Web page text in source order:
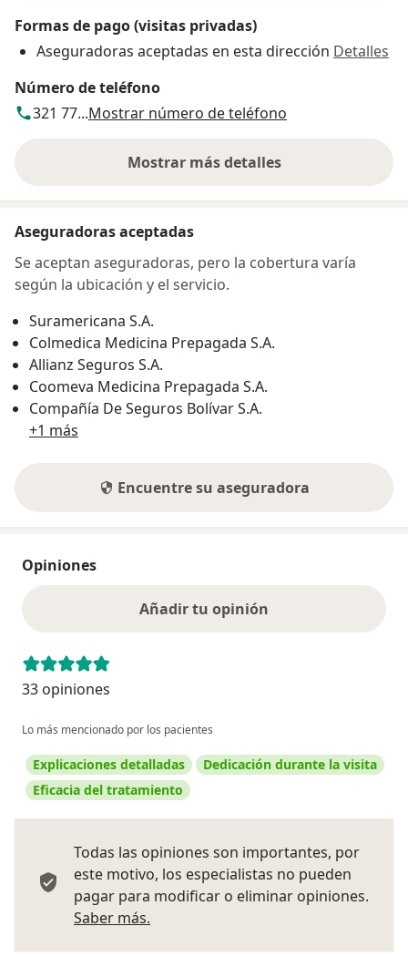
Formas de pago (visitas privadas)
Aseguradoras aceptadas en esta dirección Detalles
Número de teléfono
321 77...Mostrar número de teléfono
Mostrar más detalles
sobre la dirección
Aseguradoras aceptadas
Se aceptan aseguradoras, pero la cobertura varía
según la ubicación y el servicio.
Suramericana S.A.
Colmedica Medicina Prepagada S.A.
Allianz Seguros S.A.
Coomeva Medicina Prepagada S.A.
Compañía De Seguros Bolívar S.A.
+1 más
Encuentre su aseguradora
Opiniones
Añadir tu opinión
33 opiniones
Lo más mencionado por los pacientes
Explicaciones detalladas
Dedicación durante la visita
Eficacia del tratamiento
Todas las opiniones son importantes, por
este motivo, los especialistas no pueden
pagar para modificar o eliminar opiniones.
Saber más.